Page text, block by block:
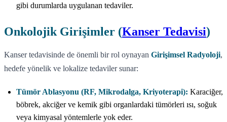
gibi durumlarda uygulanan tedaviler.
Onkolojik Girişimler (Kanser Tedavisi)
Kanser tedavisinde de önemli bir rol oynayan Girişimsel Radyoloji,
hedefe yönelik ve lokalize tedaviler sunar:
Tümör Ablasyonu (RF, Mikrodalga, Kriyoterapi): Karaciğer,
böbrek, akciğer ve kemik gibi organlardaki tümörleri ısı, soğuk
veya kimyasal yöntemlerle yok eder.